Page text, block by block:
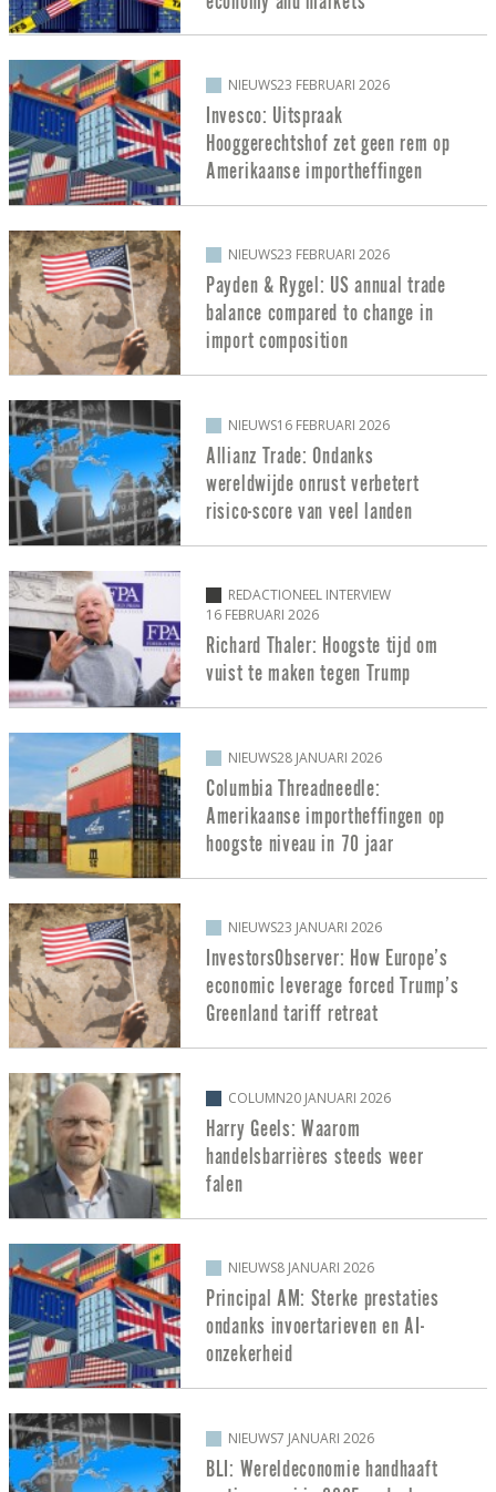
NIEUWS23 FEBRUARI 2026
Invesco: Uitspraak
Hooggerechtshof zet geen rem op
Amerikaanse importheffingen
NIEUWS23 FEBRUARI 2026
Payden & Rygel: US annual trade
balance compared to change in
import composition
NIEUWS16 FEBRUARI 2026
Allianz Trade: Ondanks
wereldwijde onrust verbetert
risico-score van veel landen
REDACTIONEEL INTERVIEW
16 FEBRUARI 2026
Richard Thaler: Hoogste tijd om
vuist te maken tegen Trump
NIEUWS28 JANUARI 2026
Columbia Threadneedle:
Amerikaanse importheffingen op
hoogste niveau in 70 jaar
NIEUWS23 JANUARI 2026
InvestorsObserver: How Europe’s
economic leverage forced Trump’s
Greenland tariff retreat
COLUMN20 JANUARI 2026
Harry Geels: Waarom
handelsbarrières steeds weer
falen
NIEUWS8 JANUARI 2026
Principal AM: Sterke prestaties
ondanks invoertarieven en AI-
onzekerheid
NIEUWS7 JANUARI 2026
BLI: Wereldeconomie handhaaft